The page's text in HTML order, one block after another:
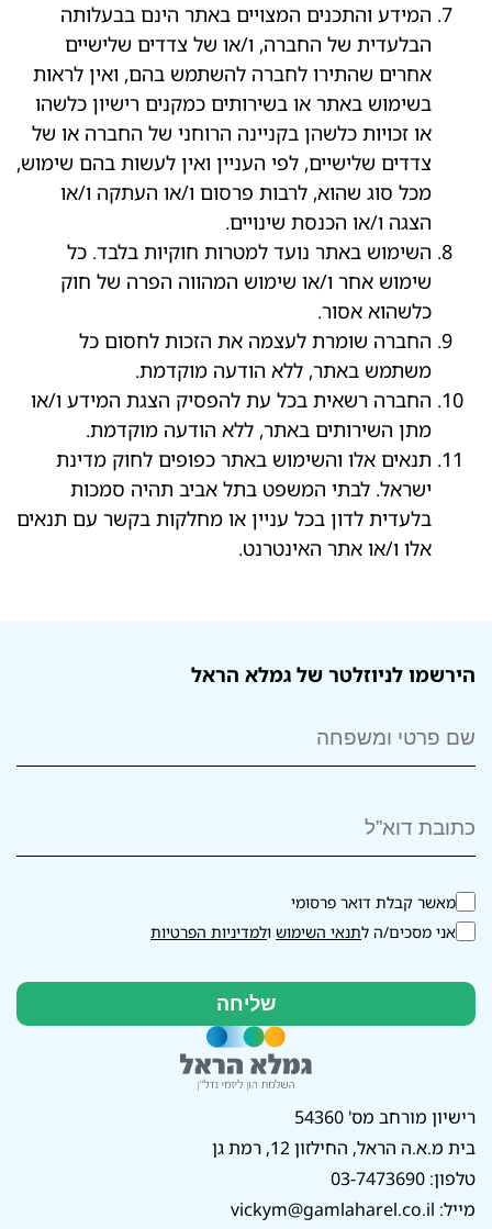
המידע והתכנים המצויים באתר הינם בבעלותה
הבלעדית של החברה, ו/או של צדדים שלישיים
אחרים שהתירו לחברה להשתמש בהם, ואין לראות
בשימוש באתר או בשירותים כמקנים רישיון כלשהו
או זכויות כלשהן בקניינה הרוחני של החברה או של
צדדים שלישיים, לפי העניין ואין לעשות בהם שימוש,
מכל סוג שהוא, לרבות פרסום ו/או העתקה ו/או
הצגה ו/או הכנסת שינויים.
השימוש באתר נועד למטרות חוקיות בלבד. כל
שימוש אחר ו/או שימוש המהווה הפרה של חוק
כלשהוא אסור.
החברה שומרת לעצמה את הזכות לחסום כל
משתמש באתר, ללא הודעה מוקדמת.
החברה רשאית בכל עת להפסיק הצגת המידע ו/או
מתן השירותים באתר, ללא הודעה מוקדמת.
תנאים אלו והשימוש באתר כפופים לחוק מדינת
ישראל. לבתי המשפט בתל אביב תהיה סמכות
בלעדית לדון בכל עניין או מחלקות בקשר עם תנאים
אלו ו/או אתר האינטרנט.
רישיון מורחב מס' 54360
בית מ.א.ה הראל, החילזון 12, רמת גן
טלפון: 03-7473690
מייל: vickym@gamlaharel.co.il
הירשמו לניוזלטר של גמלא הראל
מאשר קבלת דואר פרסומי
אני מסכים/ה לתנאי השימוש ולמדיניות הפרטיות